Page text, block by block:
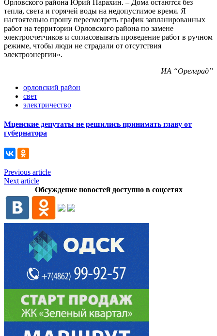
Орловского района Юрий Парахин. – Дома остаются без
тепла, света и горячей воды на недопустимое время. Я
настоятельно прошу пересмотреть график запланированных
работ на территории Орловского района по замене
электросчетчиков и согласовывать проведение работ в ручном
режиме, чтобы люди не страдали от отсутствия
электроэнергии».
ИА “Орелград”
орловский район
свет
электричество
Мценские депутаты не решились принимать главу от
губернатора
Previous article
Next article
Обсуждение новостей доступно в соцсетях